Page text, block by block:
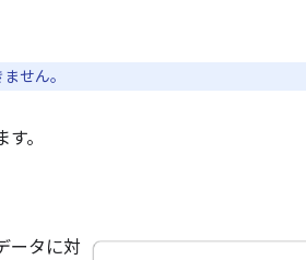
せん。
。
ータに対